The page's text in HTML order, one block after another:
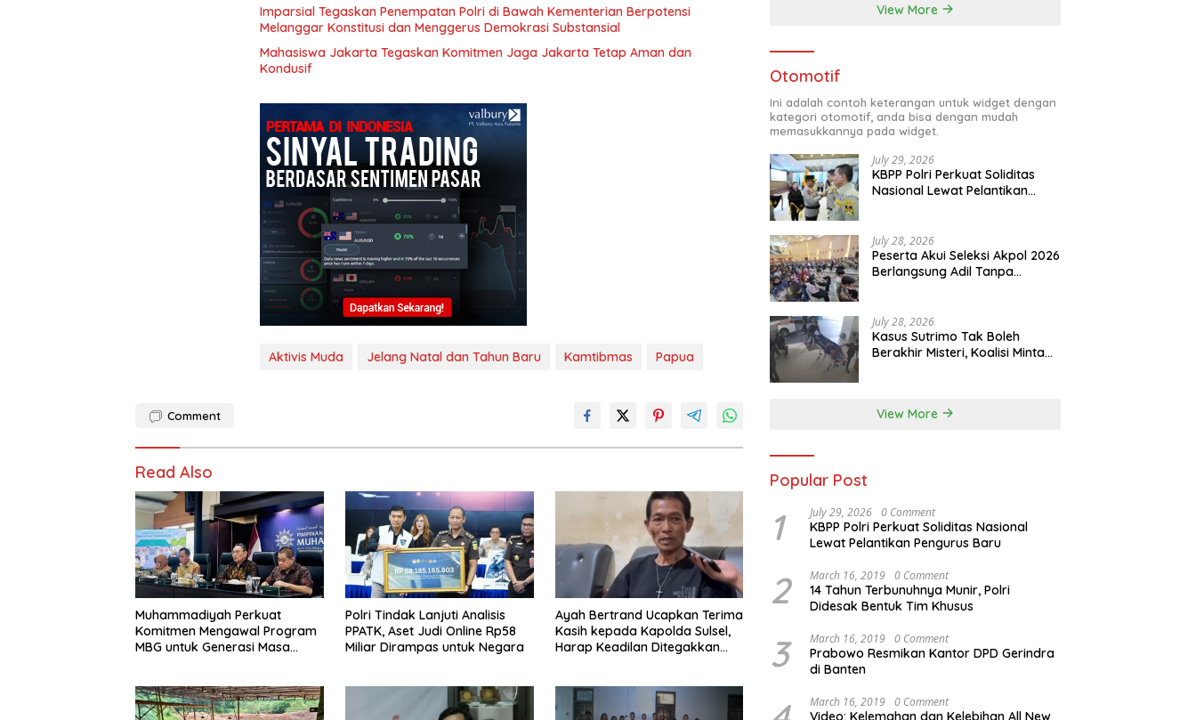
Imparsial Tegaskan Penempatan Polri di Bawah Kementerian Berpotensi
Melanggar Konstitusi dan Menggerus Demokrasi Substansial
Mahasiswa Jakarta Tegaskan Komitmen Jaga Jakarta Tetap Aman dan
Kondusif
Aktivis Muda Jelang Natal dan Tahun Baru Kamtibmas Papua
Comment
Read Also
Muhammadiyah Perkuat
Komitmen Mengawal Program
MBG untuk Generasi Masa
Polri Tindak Lanjuti Analisis
PPATK, Aset Judi Online Rp58
Miliar Dirampas untuk Negara
Ayah Bertrand Ucapkan Terima
Kasih kepada Kapolda Sulsel,
Harap Keadilan Ditegakkan
View More
Otomotif
Ini adalah contoh keterangan untuk widget dengan
kategori otomotif, anda bisa dengan mudah
memasukkannya pada widget.
July 29, 2026
KBPP Polri Perkuat Soliditas
Nasional Lewat Pelantikan
July 28, 2026
Peserta Akui Seleksi Akpol 2026
Berlangsung Adil Tanpa
July 28, 2026
Kasus Sutrimo Tak Boleh
Berakhir Misteri, Koalisi Minta
View More
Popular Post
1 July 29, 2026 0 Comment
KBPP Polri Perkuat Soliditas Nasional
Lewat Pelantikan Pengurus Baru
2 March 16, 2019 0 Comment
14 Tahun Terbunuhnya Munir, Polri
Didesak Bentuk Tim Khusus
3 March 16, 2019 0 Comment
Prabowo Resmikan Kantor DPD Gerindra
di Banten
March 16, 2019 0 Comment
Video: Kelemahan dan Kelebihan All New